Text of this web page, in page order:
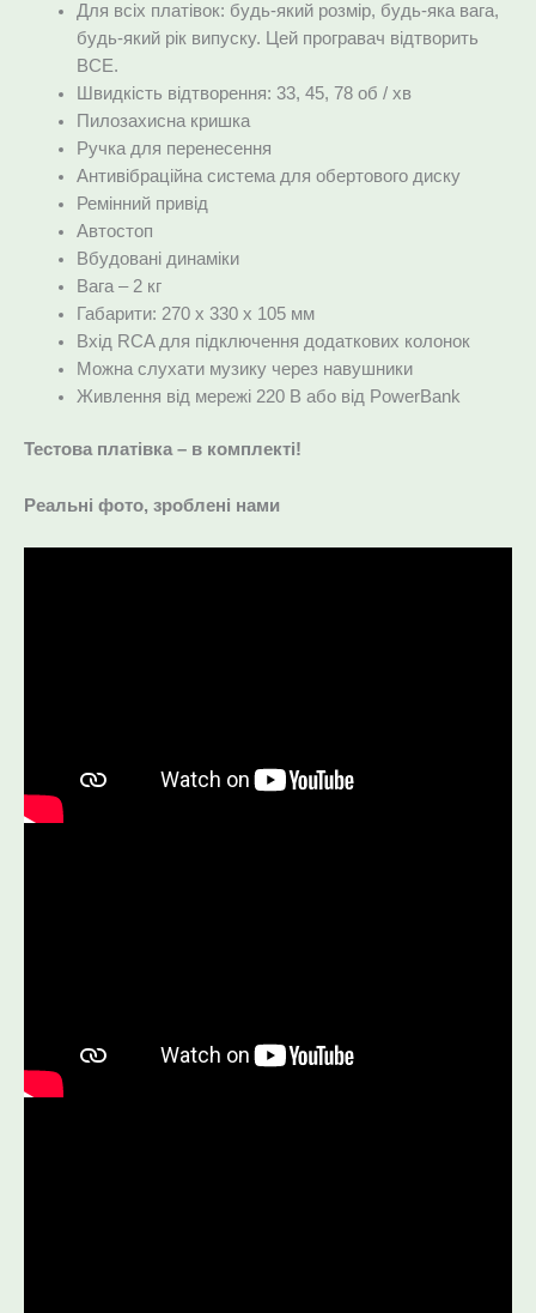
Для всіх платівок: будь-який розмір, будь-яка вага,
будь-який рік випуску. Цей програвач відтворить
ВСЕ.
Швидкість відтворення: 33, 45, 78 об / хв
Пилозахисна кришка
Ручка для перенесення
Антивібраційна система для обертового диску
Ремінний привід
Автостоп
Вбудовані динаміки
Вага – 2 кг
Габарити: 270 x 330 x 105 мм
Вхід RCA для підключення додаткових колонок
Можна слухати музику через навушники
Живлення від мережі 220 В або від PowerBank
Тестова платівка – в комплекті!
Реальні фото, зроблені нами